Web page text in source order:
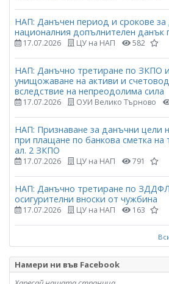
НАП: Данъчен период и срокове за
националния допълнителен данък
17.07.2026 ЦУ на НАП 582
НАП: Данъчно третиране по ЗКПО
унищожаване на активи и
вследствие на непреодолима сила
17.07.2026 ОУИ Велико Търново
НАП: Признаване за данъчни цели
при плащане по банкова сметка на
ал. 2 ЗКПО
17.07.2026 ЦУ на НАП 791
НАП: Данъчно третиране по ЗДДФЛ
осигурителни вноски от чужбина
17.07.2026 ЦУ на НАП 163
Намери ни във Facebook